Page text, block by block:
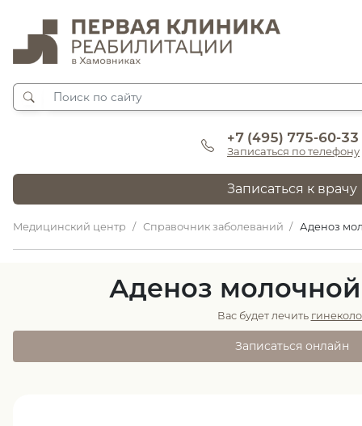
+7 (495) 775-60-33
Записаться по телефону
Записаться к врачу
Медицинский центр Справочник заболеваний Аденоз
Аденоз
Вас будет лечить
Записаться онлайн